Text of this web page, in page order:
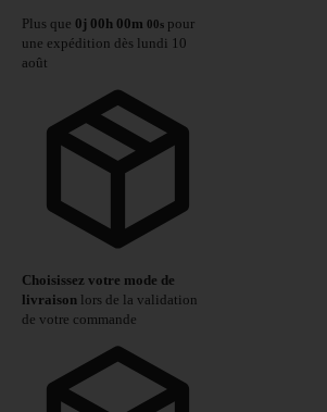
Plus que 0j 00h 00m 00s pour
une expédition dès lundi 10
août
Choisissez votre mode de
livraison lors de la validation
de votre commande